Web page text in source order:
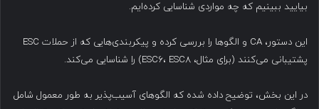
بیایید ببینیم که چه مواردی شناسایی کرده‌ایم.
این دستور، CA و الگوها را بررسی کرده و پیکربندی‌هایی که از حملات ESC
پشتیبانی می‌کنند (برای مثال، ESC6، ESC8) را شناسایی می‌کند.
در این بخش، توضیح داده شده که الگوهای آسیب‌پذیر به طور معمول شامل